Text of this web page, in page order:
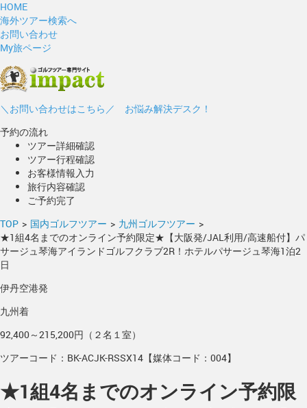
HOME
海外ツアー検索へ
お問い合わせ
My旅ページ
＼お問い合わせはこちら／ お悩み解決デスク！
予約の流れ
ツアー詳細確認
ツアー行程確認
お客様情報入力
旅行内容確認
ご予約完了
TOP > 国内ゴルフツアー > 九州ゴルフツアー >
★1組4名までのオンライン予約限定★【大阪発/JAL利用/高速船付】パ
サージュ琴海アイランドゴルフクラブ2R！ホテルパサージュ琴海1泊2
日
伊丹空港発
九州着
92,400～215,200円（２名１室）
ツアーコード：BK-ACJK-RSSX14【媒体コード：004】
★1組4名までのオンライン予約限